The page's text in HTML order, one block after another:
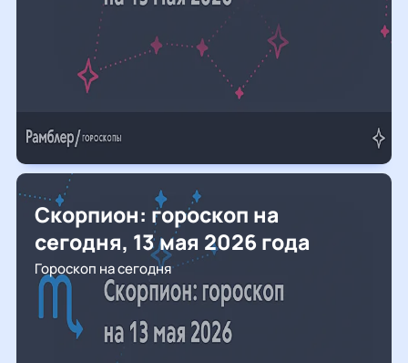
Скорпион: гороскоп на
сегодня, 13 мая 2026 года
Гороскоп на сегодня